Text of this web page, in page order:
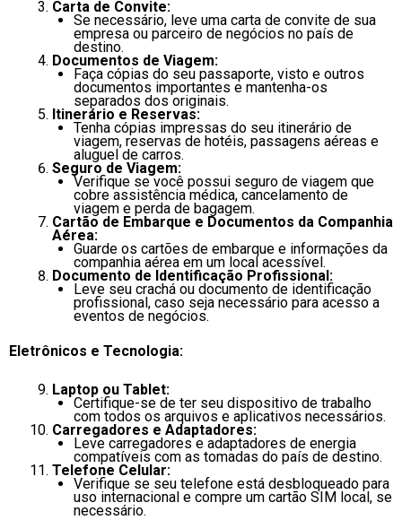
Carta de Convite:
Se necessário, leve uma carta de convite de sua
empresa ou parceiro de negócios no país de
destino.
Documentos de Viagem:
Faça cópias do seu passaporte, visto e outros
documentos importantes e mantenha-os
separados dos originais.
Itinerário e Reservas:
Tenha cópias impressas do seu itinerário de
viagem, reservas de hotéis, passagens aéreas e
aluguel de carros.
Seguro de Viagem:
Verifique se você possui seguro de viagem que
cobre assistência médica, cancelamento de
viagem e perda de bagagem.
Cartão de Embarque e Documentos da Companhia
Aérea:
Guarde os cartões de embarque e informações da
companhia aérea em um local acessível.
Documento de Identificação Profissional:
Leve seu crachá ou documento de identificação
profissional, caso seja necessário para acesso a
eventos de negócios.
Eletrônicos e Tecnologia:
Laptop ou Tablet:
Certifique-se de ter seu dispositivo de trabalho
com todos os arquivos e aplicativos necessários.
Carregadores e Adaptadores:
Leve carregadores e adaptadores de energia
compatíveis com as tomadas do país de destino.
Telefone Celular:
Verifique se seu telefone está desbloqueado para
uso internacional e compre um cartão SIM local, se
necessário.